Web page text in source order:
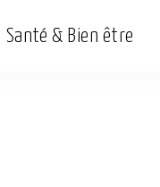
Santé & Bien être